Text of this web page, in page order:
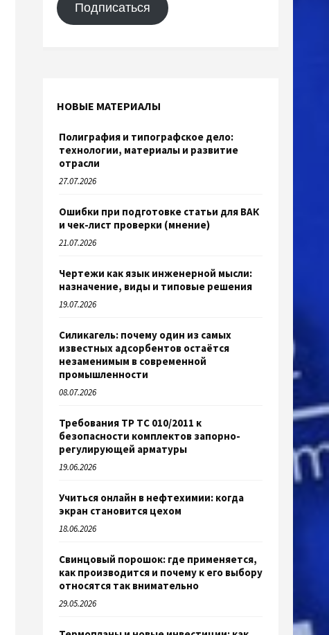
Подписаться
НОВЫЕ МАТЕРИАЛЫ
Полиграфия и типографское дело:
технологии, материалы и развитие
отрасли
27.07.2026
Ошибки при подготовке статьи для ВАК
и чек-лист проверки (мнение)
21.07.2026
Чертежи как язык инженерной мысли:
назначение, виды и типовые решения
19.07.2026
Силикагель: почему один из самых
известных адсорбентов остаётся
незаменимым в современной
промышленности
08.07.2026
Требования ТР ТС 010/2011 к
безопасности комплектов запорно-
регулирующей арматуры
19.06.2026
Учиться онлайн в нефтехимии: когда
экран становится цехом
18.06.2026
Свинцовый порошок: где применяется,
как производится и почему к его выбору
относятся так внимательно
29.05.2026